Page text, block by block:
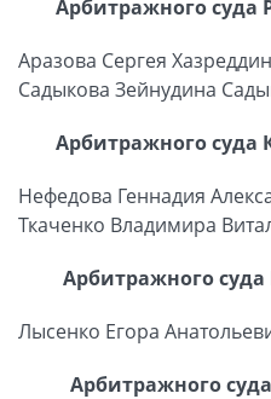
Арбитражного суда
Аразова Сергея
Садыкова Зейнудина
Арбитражного суда
Нефедова Геннадия
Ткаченко Владимира
Арбитражного суда
Лысенко Егора
Арбитражного